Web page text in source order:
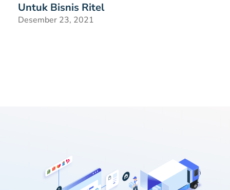
Untuk Bisnis Ritel
Desember 23, 2021